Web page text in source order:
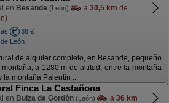
en Besande (León) a 30,5 km de
38 €
León
de alquiler completo, en Besande, pequeño
a 1280 m de altitud, entre la montaña
la montaña Palentin ...
Finca La Castañona
en Buiza de Gordón (León) a 36 km